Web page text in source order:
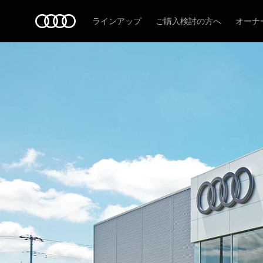
ラインアップ ご購入検討の方へ オーナ